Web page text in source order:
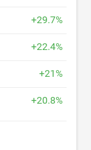
+29.7%
+22.4%
+21%
+20.8%